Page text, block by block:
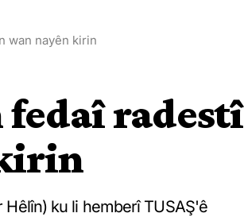
wan nayên kirin
fedaî radestî
Hêlîn) ku li hemberî TUSAŞ'ê